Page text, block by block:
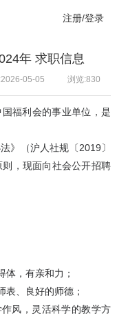
注册/登录
年 求职信息
浏览:830
05-05
福利会的事业单位，是
（沪人社规〔2019〕
，现面向社会公开招聘
，有亲和力；
、良好的师德；
风，灵活科学的教学方